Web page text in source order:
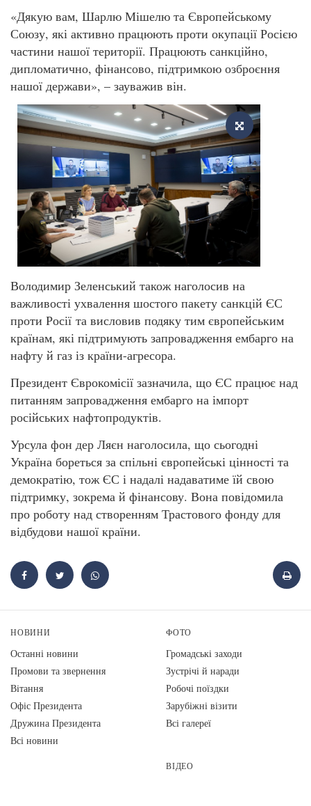
«Дякую вам, Шарлю Мішелю та Європейському
Союзу, які активно працюють проти окупації Росією
частини нашої території. Працюють санкційно,
дипломатично, фінансово, підтримкою озброєння
нашої держави», – зауважив він.
Володимир Зеленський також наголосив на
важливості ухвалення шостого пакету санкцій ЄС
проти Росії та висловив подяку тим європейським
країнам, які підтримують запровадження ембарго на
нафту й газ із країни-агресора.
Президент Єврокомісії зазначила, що ЄС працює над
питанням запровадження ембарго на імпорт
російських нафтопродуктів.
Урсула фон дер Ляєн наголосила, що сьогодні
Україна бореться за спільні європейські цінності та
демократію, тож ЄС і надалі надаватиме їй свою
підтримку, зокрема й фінансову. Вона повідомила
про роботу над створенням Трастового фонду для
відбудови нашої країни.
НОВИНИ
Останні новини
Промови та звернення
Вiтання
Офіс Президента
Дружина Президента
Всі новини
ФОТО
Громадські заходи
Зустрічі й наради
Робочі поїздки
Зарубіжні візити
Всі галереї
ВІДЕО